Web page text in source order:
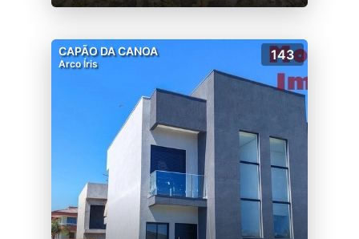
CAPÃO DA CANOA
Arco Íris
143